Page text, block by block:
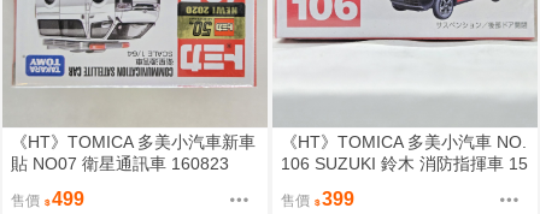
《HT》TOMICA 多美小汽車新車
貼 NO07 衛星通訊車 160823
售價 499
《HT》TOMICA 多美小汽車 NO.
106 SUZUKI 鈴木 消防指揮車 15
售價 399